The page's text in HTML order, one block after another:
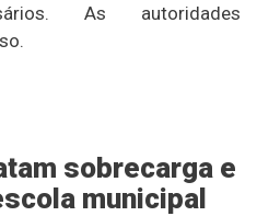
As autoridades
sobrecarga e
municipal